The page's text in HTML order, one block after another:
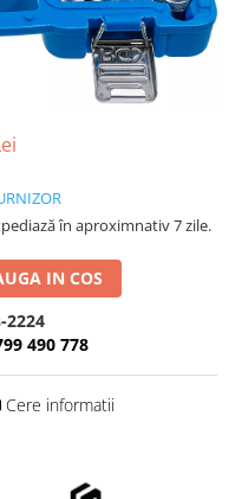
în aproximnativ 7 zile.
IN COS
2224
490 778
Cere informatii